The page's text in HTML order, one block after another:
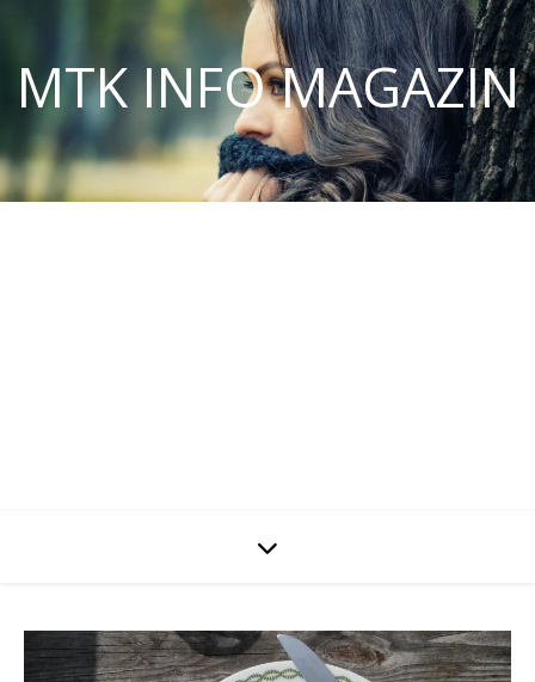
MTK INFO MAGAZIN